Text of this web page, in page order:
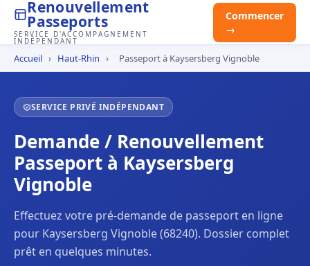
Renouvellement
Passeports
SERVICE D'ACCOMPAGNEMENT
INDÉPENDANT
Commencer
→
Accueil › Haut-Rhin › Passeport à Kaysersberg Vignoble
SERVICE PRIVÉ INDÉPENDANT
Demande / Renouvellement
Passeport à Kaysersberg
Vignoble
Effectuez votre pré-demande de passeport en ligne
pour Kaysersberg Vignoble (68240). Dossier complet
prêt en quelques minutes.